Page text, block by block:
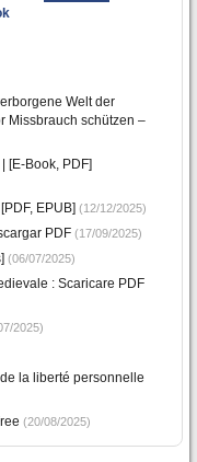
Welt der
Missbrauch schützen –
[E-Book, PDF]
EPUB] (12/12/2025)
PDF (17/09/2025)
(06/07/2025)
: Scaricare PDF
2025)
la liberté personnelle
(20/08/2025)